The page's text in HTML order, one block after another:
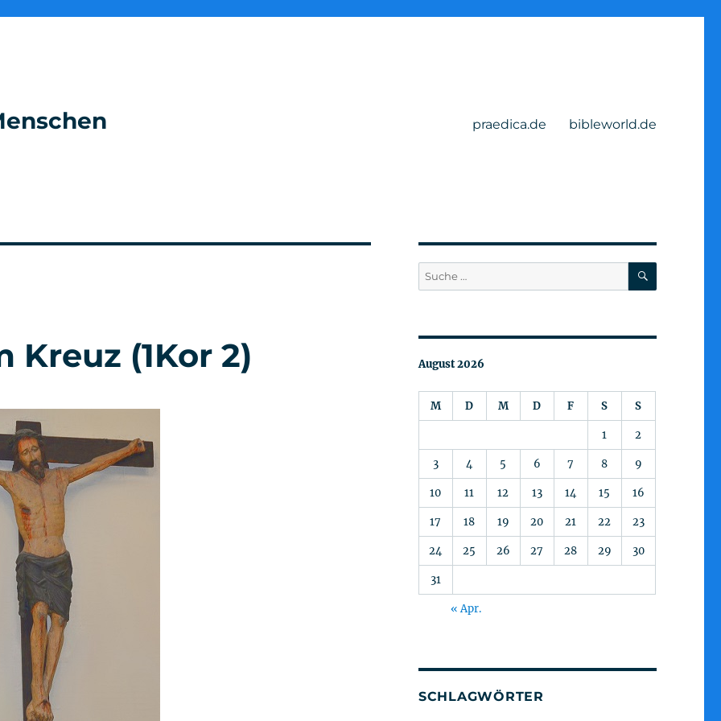
praedica.de bibleworld.de
(1Kor 2)
Suche
nach:
SUCHEN
August 2026
M D M D F S S
1 2
3 4 5 6 7 8 9
10 11 12 13 14 15 16
17 18 19 20 21 22 23
24 25 26 27 28 29 30
31
« Apr.
SCHLAGWÖRTER